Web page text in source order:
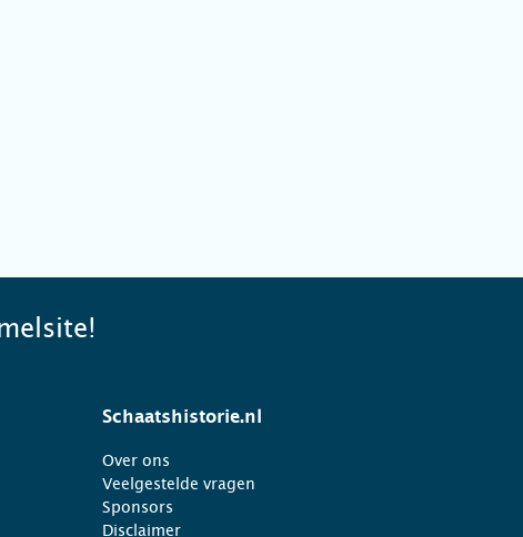
Schaatshistorie.nl
Over ons
Veelgestelde vragen
Sponsors
Disclaimer